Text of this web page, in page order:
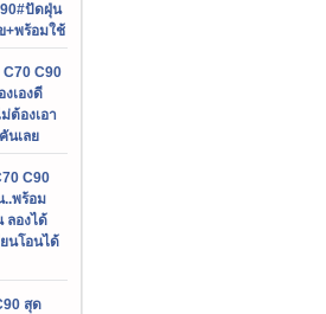
ปัดฝุ่น
+พร้อมใช้
C70 C90
เองดี
ต้องเอา
นเลย
C90
..พร้อม
ลองได้
นโอนได้
สุด